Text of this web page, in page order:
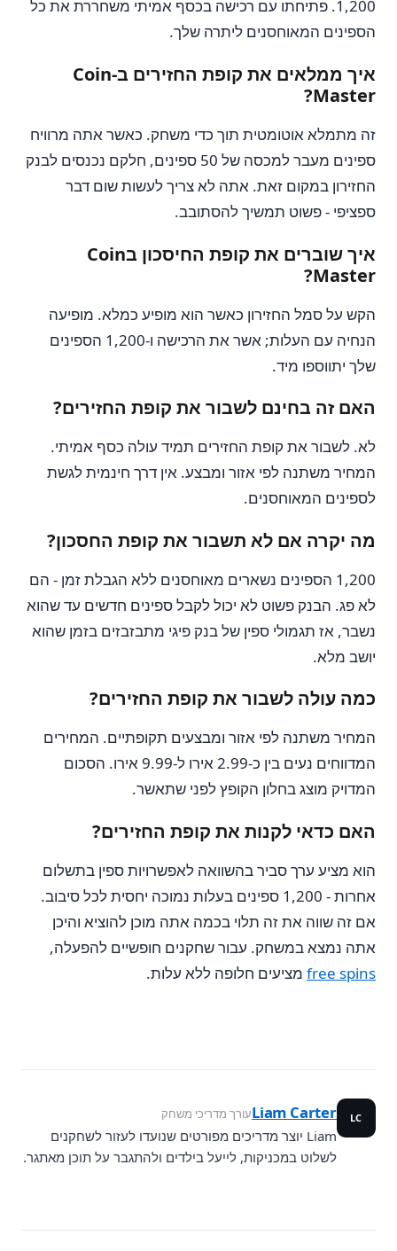
1,200. פתיחתו עם רכישה בכסף אמיתי משחררת את כל
הספינים המאוחסנים ליתרה שלך.
איך ממלאים את קופת החזירים ב-Coin
Master?
זה מתמלא אוטומטית תוך כדי משחק. כאשר אתה מרוויח
ספינים מעבר למכסה של 50 ספינים, חלקם נכנסים לבנק
החזירון במקום זאת. אתה לא צריך לעשות שום דבר
ספציפי - פשוט תמשיך להסתובב.
איך שוברים את קופת החיסכון בCoin
Master?
הקש על סמל החזירון כאשר הוא מופיע כמלא. מופיעה
הנחיה עם העלות; אשר את הרכישה ו-1,200 הספינים
שלך יתווספו מיד.
האם זה בחינם לשבור את קופת החזירים?
לא. לשבור את קופת החזירים תמיד עולה כסף אמיתי.
המחיר משתנה לפי אזור ומבצע. אין דרך חינמית לגשת
לספינים המאוחסנים.
מה יקרה אם לא תשבור את קופת החסכון?
1,200 הספינים נשארים מאוחסנים ללא הגבלת זמן - הם
לא פג. הבנק פשוט לא יכול לקבל ספינים חדשים עד שהוא
נשבר, אז תגמולי ספין של בנק פיגי מתבזבזים בזמן שהוא
יושב מלא.
כמה עולה לשבור את קופת החזירים?
המחיר משתנה לפי אזור ומבצעים תקופתיים. המחירים
המדווחים נעים בין כ-2.99 אירו ל-9.99 אירו. הסכום
המדויק מוצג בחלון הקופץ לפני שתאשר.
האם כדאי לקנות את קופת החזירים?
הוא מציע ערך סביר בהשוואה לאפשרויות ספין בתשלום
אחרות - 1,200 ספינים בעלות נמוכה יחסית לכל סיבוב.
אם זה שווה את זה תלוי בכמה אתה מוכן להוציא והיכן
אתה נמצא במשחק. עבור שחקנים חופשיים להפעלה,
free spins מציעים חלופה ללא עלות.
LC
Liam Carterעורך מדריכי משחק
Liam יוצר מדריכים מפורטים שנועדו לעזור לשחקנים
לשלוט במכניקות, לייעל בילדים ולהתגבר על תוכן מאתגר.